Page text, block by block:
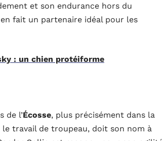
et son endurance hors du
fait un partenaire idéal pour les
: un chien protéiforme
de l’Écosse, plus précisément dans la
travail de troupeau, doit son nom à